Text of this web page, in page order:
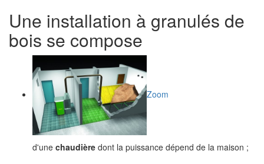
Une installation à granulés de
bois se compose
Zoom
d'une chaudière dont la puissance dépend de la maison ;